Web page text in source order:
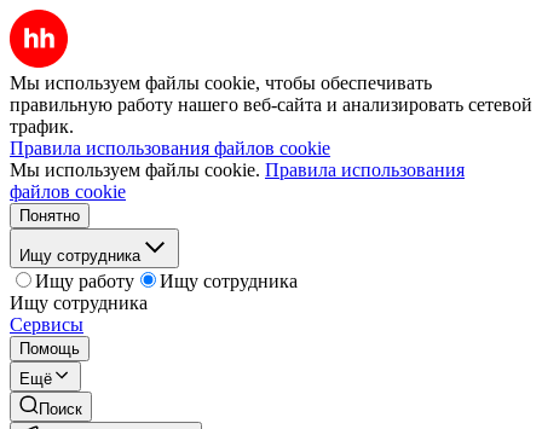
Мы используем файлы cookie, чтобы обеспечивать
правильную работу нашего веб-сайта и анализировать сетевой
трафик.
Правила использования файлов cookie
Мы используем файлы cookie. Правила использования
файлов cookie
Понятно
Ищу сотрудника
Ищу работу
Ищу сотрудника
Ищу сотрудника
Сервисы
Помощь
Ещё
Поиск